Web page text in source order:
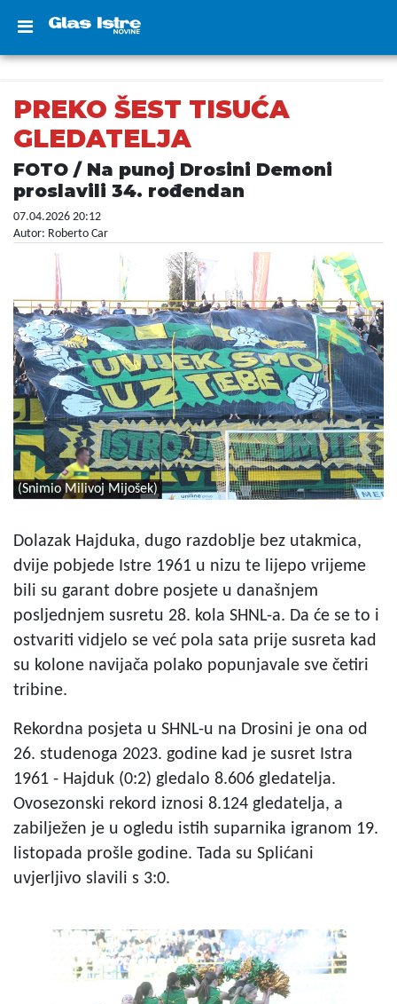
PREKO ŠEST TISUĆA
GLEDATELJA
FOTO / Na punoj Drosini Demoni
proslavili 34. rođendan
07.04.2026 20:12
Autor: Roberto Car
(Snimio Milivoj Mijošek)
Dolazak Hajduka, dugo razdoblje bez utakmica,
dvije pobjede Istre 1961 u nizu te lijepo vrijeme
bili su garant dobre posjete u današnjem
posljednjem susretu 28. kola SHNL-a. Da će se to i
ostvariti vidjelo se već pola sata prije susreta kad
su kolone navijača polako popunjavale sve četiri
tribine.
Rekordna posjeta u SHNL-u na Drosini je ona od
26. studenoga 2023. godine kad je susret Istra
1961 - Hajduk (0:2) gledalo 8.606 gledatelja.
Ovosezonski rekord iznosi 8.124 gledatelja, a
zabilježen je u ogledu istih suparnika igranom 19.
listopada prošle godine. Tada su Splićani
uvjerljivo slavili s 3:0.